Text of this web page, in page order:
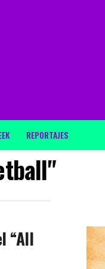
REPORTAJES
“All